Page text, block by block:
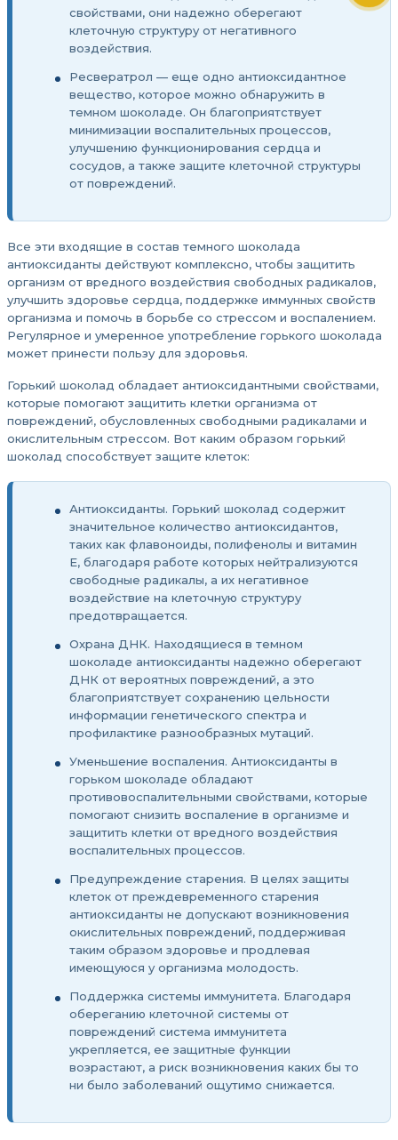
свойствами, они надежно оберегают
клеточную структуру от негативного
воздействия.
Ресвератрол — еще одно антиоксидантное
вещество, которое можно обнаружить в
темном шоколаде. Он благоприятствует
минимизации воспалительных процессов,
улучшению функционирования сердца и
сосудов, а также защите клеточной структуры
от повреждений.
Все эти входящие в состав темного шоколада
антиоксиданты действуют комплексно, чтобы защитить
организм от вредного воздействия свободных радикалов,
улучшить здоровье сердца, поддержке иммунных свойств
организма и помочь в борьбе со стрессом и воспалением.
Регулярное и умеренное употребление горького шоколада
может принести пользу для здоровья.
Горький шоколад обладает антиоксидантными свойствами,
которые помогают защитить клетки организма от
повреждений, обусловленных свободными радикалами и
окислительным стрессом. Вот каким образом горький
шоколад способствует защите клеток:
Антиоксиданты. Горький шоколад содержит
значительное количество антиоксидантов,
таких как флавоноиды, полифенолы и витамин
E, благодаря работе которых нейтрализуются
свободные радикалы, а их негативное
воздействие на клеточную структуру
предотвращается.
Охрана ДНК. Находящиеся в темном
шоколаде антиоксиданты надежно оберегают
ДНК от вероятных повреждений, а это
благоприятствует сохранению цельности
информации генетического спектра и
профилактике разнообразных мутаций.
Уменьшение воспаления. Антиоксиданты в
горьком шоколаде обладают
противовоспалительными свойствами, которые
помогают снизить воспаление в организме и
защитить клетки от вредного воздействия
воспалительных процессов.
Предупреждение старения. В целях защиты
клеток от преждевременного старения
антиоксиданты не допускают возникновения
окислительных повреждений, поддерживая
таким образом здоровье и продлевая
имеющуюся у организма молодость.
Поддержка системы иммунитета. Благодаря
обереганию клеточной системы от
повреждений система иммунитета
укрепляется, ее защитные функции
возрастают, а риск возникновения каких бы то
ни было заболеваний ощутимо снижается.